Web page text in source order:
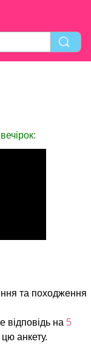
та походження
відповідь на 5
анкету.